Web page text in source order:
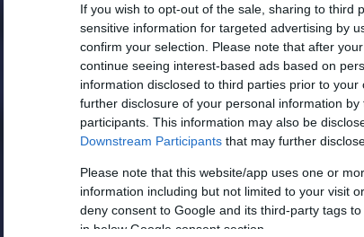
If you wish to opt-out of the sale, sharing to third
sensitive information for targeted advertising by
confirm your selection. Please note that after
continue seeing interest-based ads based on
information disclosed to third parties prior to
further disclosure of your personal information
participants. This information may also be
Downstream Participants that may further
Please note that this website/app uses one or
information including but not limited to your visit
deny consent to Google and its third-party tags
in below Google consent section.